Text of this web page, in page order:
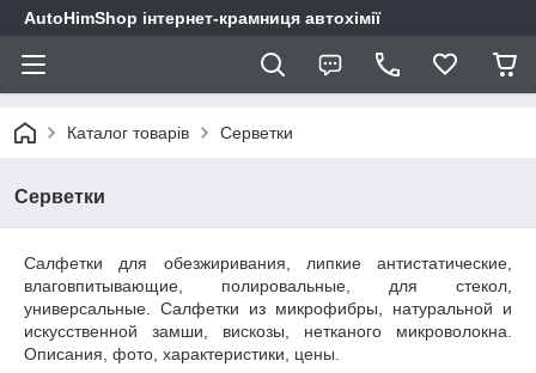
AutoHimShop інтернет-крамниця автохімії
Каталог товарів Серветки
Серветки
Салфетки для обезжиривания, липкие антистатические,
влаговпитывающие, полировальные, для стекол,
универсальные. Салфетки из микрофибры, натуральной и
искусственной замши, вискозы, нетканого микроволокна.
Описания, фото, характеристики, цены.